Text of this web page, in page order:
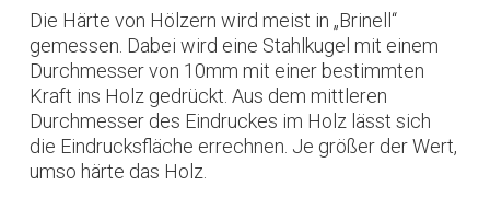
Die Härte von Hölzern wird meist in „Brinell“
gemessen. Dabei wird eine Stahlkugel mit einem
Durchmesser von 10mm mit einer bestimmten
Kraft ins Holz gedrückt. Aus dem mittleren
Durchmesser des Eindruckes im Holz lässt sich
die Eindrucksfläche errechnen. Je größer der Wert,
umso härte das Holz.